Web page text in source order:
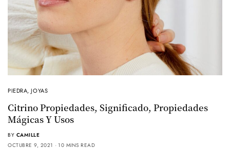
PIEDRA,JOYAS
Citrino Propiedades, Significado, Propiedades
Mágicas Y Usos
BY CAMILLE
OCTUBRE 9, 2021
10 MINS READ